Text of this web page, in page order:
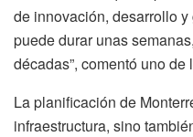
de innovación, desarrollo
puede durar unas
décadas”, comentó uno
La planificación de
infraestructura, sino